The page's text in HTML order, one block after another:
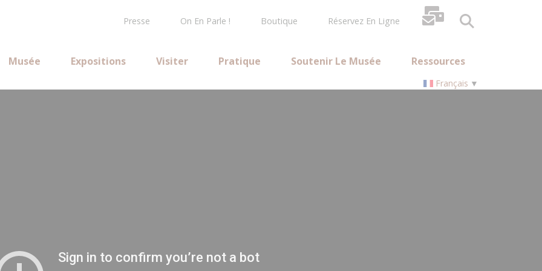
Presse On En Parle ! Boutique Réservez En Ligne
Musée Expositions Visiter Pratique Soutenir Le Musée Ressources
Français ▼